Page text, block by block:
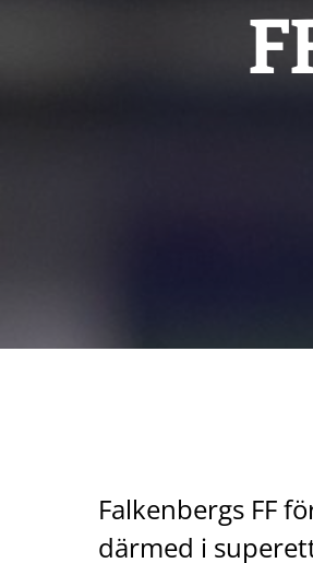
Falkenbergs FF
därmed i